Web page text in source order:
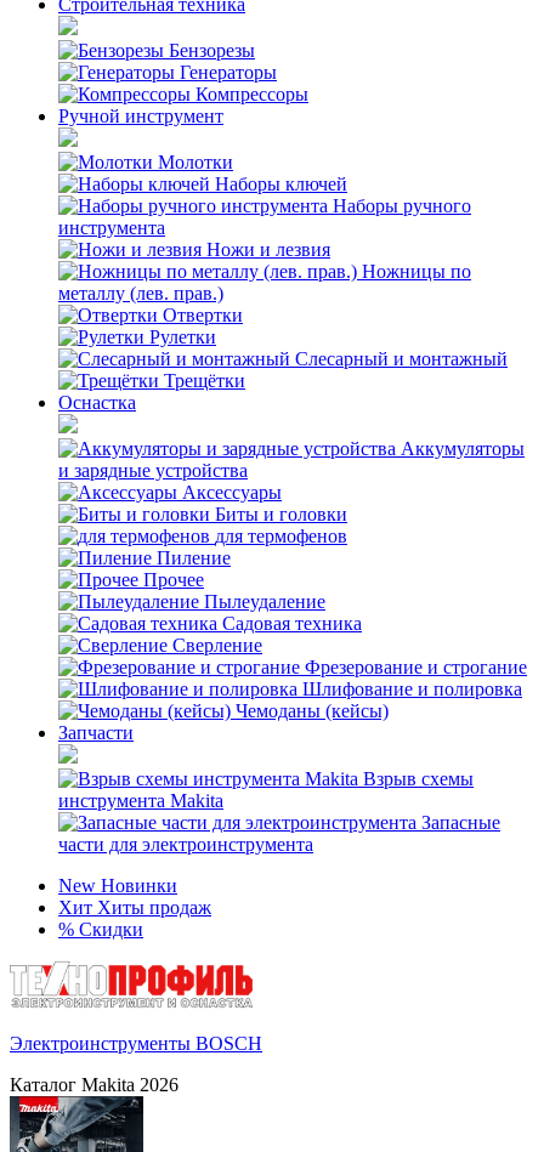
Строительная техника
Бензорезы
Генераторы
Компрессоры
Ручной инструмент
Молотки
Наборы ключей
Наборы ручного
инструмента
Ножи и лезвия
Ножницы по
металлу (лев. прав.)
Отвертки
Рулетки
Слесарный и монтажный
Трещётки
Оснастка
Аккумуляторы
и зарядные устройства
Аксессуары
Биты и головки
для термофенов
Пиление
Прочее
Пылеудаление
Садовая техника
Сверление
Фрезерование и строгание
Шлифование и полировка
Чемоданы (кейсы)
Запчасти
Взрыв схемы
инструмента Makita
Запасные
части для электроинструмента
New Новинки
Хит Хиты продаж
% Скидки
Электроинструменты BOSCH
Каталог Makita 2026